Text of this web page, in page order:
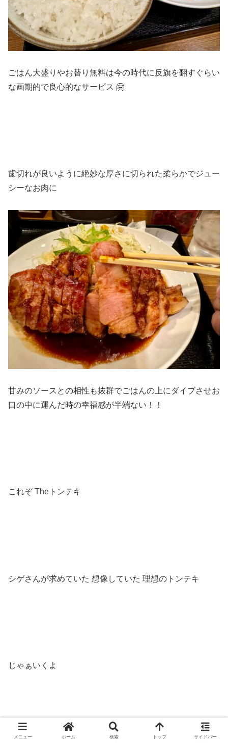
ごはん大盛りやお替り無料は今の時代に反旗を翻すぐらい
な画期的で良心的なサービス 🤗
歯切れが良いように絶妙な厚さに切られた柔らかでジュー
シーなお肉に
甘みのソースとの相性も抜群でごはんの上にダイブさせお
口の中に運んだ時の幸福感が半端ない！！
これぞ Theトンテキ
シゲさんが求めていた 想像していた 理想のトンテキ
じゃぁいくよ
メニュー ホーム 検索 トップ サイドバー